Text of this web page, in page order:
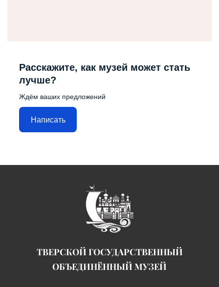
Расскажите, как музей может стать
лучше?
Ждём ваших предложений
Написать
ТВЕРСКОЙ ГОСУДАРСТВЕННЫЙ
ОБЪЕДИНЁННЫЙ МУЗЕЙ